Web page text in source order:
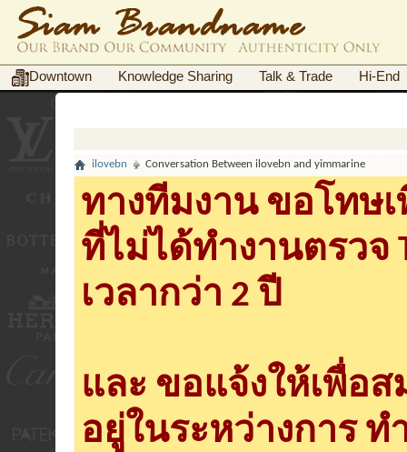
Downtown Knowledge Sharing Talk & Trade Hi-End
ilovebn Conversation Between ilovebn and yimmarine
ทางทีมงาน ขอโทษ
ที่ไม่ได้ทำงานตรวจ
เวลากว่า 2 ปี
และ ขอแจ้งให้เพื่อ
อยู่ในระหว่างการ ท